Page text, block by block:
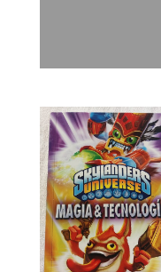
Psicología. Educación
Religión
Revistas
Segunda Guerra Mundial